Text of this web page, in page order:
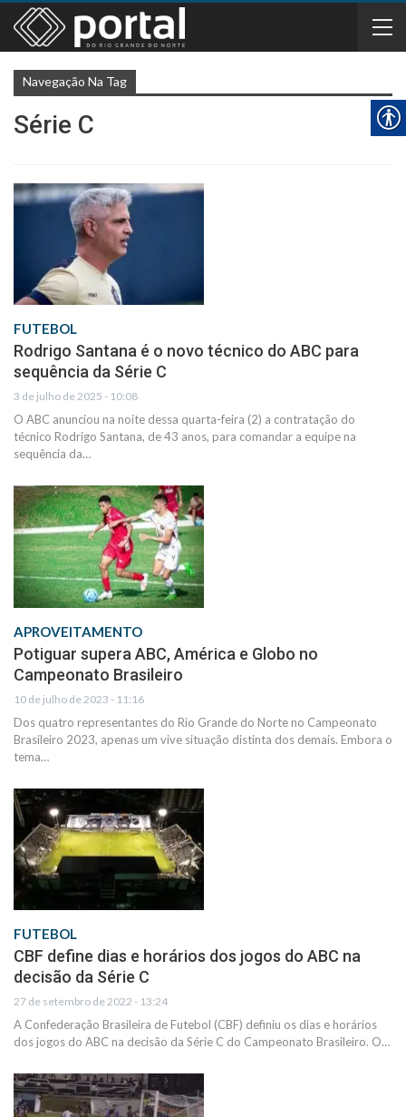
Navegação Na Tag
Série C
FUTEBOL
Rodrigo Santana é o novo técnico do ABC para
sequência da Série C
3 de julho de 2025 - 10:08
O ABC anunciou na noite dessa quarta-feira (2) a contratação do
técnico Rodrigo Santana, de 43 anos, para comandar a equipe na
sequência da…
APROVEITAMENTO
Potiguar supera ABC, América e Globo no
Campeonato Brasileiro
10 de julho de 2023 - 11:16
Dos quatro representantes do Rio Grande do Norte no Campeonato
Brasileiro 2023, apenas um vive situação distinta dos demais. Embora o
tema…
FUTEBOL
CBF define dias e horários dos jogos do ABC na
decisão da Série C
27 de setembro de 2022 - 13:24
A Confederação Brasileira de Futebol (CBF) definiu os dias e horários
dos jogos do ABC na decisão da Série C do Campeonato Brasileiro. O…